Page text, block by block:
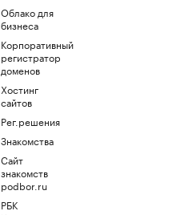
Облако для
бизнеса
Корпоративный
регистратор
доменов
Хостинг
сайтов
Рег.решения
Знакомства
Сайт
знакомств
podbor.ru
РБК